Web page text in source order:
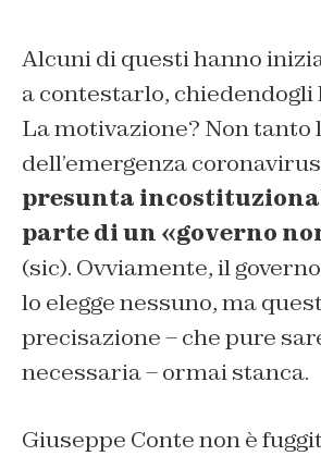
Alcuni di questi hanno
a contestarlo, chiedendogli
La motivazione? Non tanto
dell’emergenza
presunta
parte di un «governo
(sic). Ovviamente, il
lo elegge nessuno, ma
precisazione – che pure
necessaria – ormai stanca.
Giuseppe Conte non è